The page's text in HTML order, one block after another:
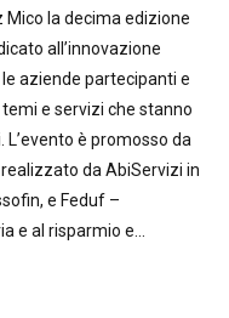
Mico la decima edizione
all’innovazione
aziende partecipanti e
e servizi che stanno
è promosso da
da AbiServizi in
e Feduf –
e al risparmio e...